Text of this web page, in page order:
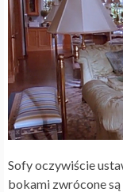
Sofy oczywiście
bokami zwrócone